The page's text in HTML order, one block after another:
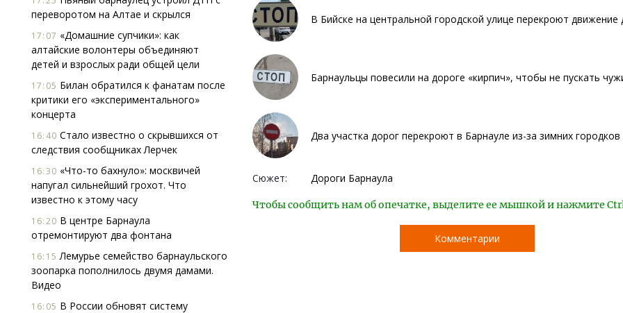
переворотом на Алтае и скрылся
17:07 «Домашние супчики»: как
алтайские волонтеры объединяют
детей и взрослых ради общей цели
17:05 Билан обратился к фанатам после
критики его «экспериментального»
концерта
16:40 Стало известно о скрывшихся от
следствия сообщниках Лерчек
16:30 «Что-то бахнуло»: москвичей
напугал сильнейший грохот. Что
известно к этому часу
16:20 В центре Барнаула
отремонтируют два фонтана
16:15 Лемурье семейство барнаульского
зоопарка пополнилось двумя дамами.
Видео
16:05 В России обновят систему
В Бийске на центральной городской улице перекроют движение
Барнаульцы повесили на дороге «кирпич», чтобы не пускать
Два участка дорог перекроют в Барнауле из-за зимних городков
Сюжет: Дороги Барнаула
Чтобы сообщить нам об опечатке, выделите ее мышкой и нажмите
Комментарии